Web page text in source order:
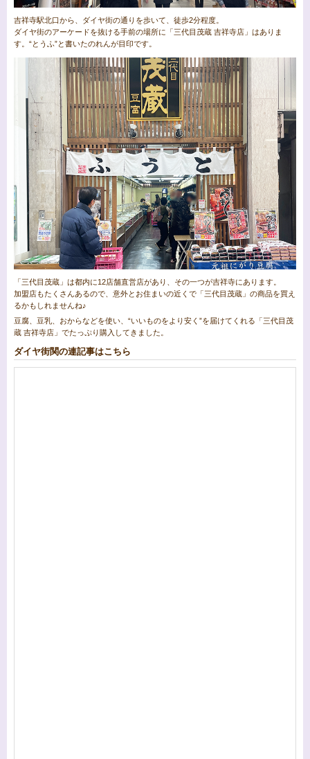
吉祥寺駅北口から、ダイヤ街の通りを歩いて、徒歩2分程度。
ダイヤ街のアーケードを抜ける手前の場所に「三代目茂蔵 吉祥寺店」はありま
す。“とうふ”と書いたのれんが目印です。
「三代目茂蔵」は都内に12店舗直営店があり、その一つが吉祥寺にあります。
加盟店もたくさんあるので、意外とお住まいの近くで「三代目茂蔵」の商品を買え
るかもしれませんね♪
豆腐、豆乳、おからなどを使い、“いいものをより安く”を届けてくれる「三代目茂
蔵 吉祥寺店」でたっぷり購入してきました。
ダイヤ街関の連記事はこちら